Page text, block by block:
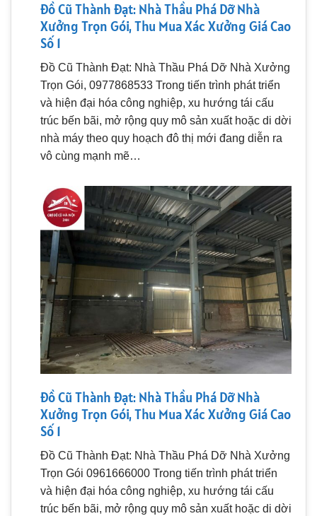
Đồ Cũ Thành Đạt: Nhà Thầu Phá Dỡ Nhà
Xưởng Trọn Gói, Thu Mua Xác Xưởng Giá Cao
Số 1
Đồ Cũ Thành Đạt: Nhà Thầu Phá Dỡ Nhà Xưởng
Trọn Gói, 0977868533 Trong tiến trình phát triển
và hiện đại hóa công nghiệp, xu hướng tái cấu
trúc bến bãi, mở rộng quy mô sản xuất hoặc di dời
nhà máy theo quy hoạch đô thị mới đang diễn ra
vô cùng mạnh mẽ…
Đồ Cũ Thành Đạt: Nhà Thầu Phá Dỡ Nhà
Xưởng Trọn Gói, Thu Mua Xác Xưởng Giá Cao
Số 1
Đồ Cũ Thành Đạt: Nhà Thầu Phá Dỡ Nhà Xưởng
Trọn Gói 0961666000 Trong tiến trình phát triển
và hiện đại hóa công nghiệp, xu hướng tái cấu
trúc bến bãi, mở rộng quy mô sản xuất hoặc di dời